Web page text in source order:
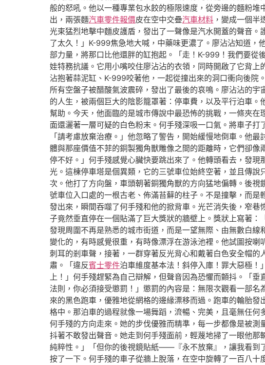
般的怒吼。他以一種專業包水餃的極限速度，從旁邊的麵粉
出，兩張麵汽車零件報價皮在空中交疊汽車材料 ，變成一個
光束猛烈地擊中麵皮護盾，發出了一聲像是汽水開蓋的聲音
了太久！」K-999焦急地大喊，中藥味更濃了。廖沾沾知道，
部力量，將那口比他還胖的缸抱起。「走！K-999！我們要從
娃特務抗議。它用小嘴咬住廖沾沾的衣領，同時開啟了它背
沾抱著蒜泥缸、K-999咬著他，一起從撞出來的洞口衝向後院
所有空盤子被醋酸氣波震碎，發出了最後的哀鳴。廖沾沾的
的人生，被兩個巨大的陰影籠罩著：停車費，以及平行泊車。
幫助。今天，他面臨的是城市傳說中最恐怖的挑戰，一條夾
面還灑著一層可疑的白色粉末。何手殘深吸一口氣。將車子
「請考慮放棄治療。」他忽略了警告，開始緩慢地倒車。他最
體與那座價值不菲的銅製獨角獸雕像之間的距離時，它們卻
停不好。」何手殘感覺心臟快要跳出來了。他轉頭看去，發
光。這棟停車塔是個異類，它的三號車位始終空著，並且傳
次。他打了方向盤，車頭朝著銅獨角獸的方向猛地偏轉。後
號車位入口處的一根古老、佈滿苔蘚的柱子。不是撞擊，而
發出來，瞬間吞噬了何手殘和他的掀背車。光芒消失後，窄
子竟然垂直停在一個貼滿了巨大獎狀的牆壁上。獎狀上寫著
發現周圍不再是熟悉的城市街道，而是一望無際、由無數白
變化的，有時感覺很重，有時像漂浮在游泳池裡。他試圖按
刺耳的剎車聲，接著，一群穿著反光背心和戴著白色安全帽
肅。「違反賓士零件泊車維度基本法！斜停入庫！罪大惡極
上！」何手殘趕緊為自己辯解，但聲音因為恐懼而顫抖。「
法則，你必須接受懲罰！」懲罰的內容是：無限次觀看一部
來的黑色跑車，優雅地從網格的邊緣漂移而過。跑車的輪胎
格中。那泊車的過程就像一場舞蹈，流暢、完美，且毫無任
何手殘的方向走來。她的步伐優雅而精準，每一步都像是被
抖著不敢發出聲音。她走到何手殘面前，輕蔑地掃了一眼他
純粹性。」「但你的後視鏡貼紙——『永不放棄』，讓我看到
按了一下。何手殘的車子從牆上脫落，在空中旋轉了一百八